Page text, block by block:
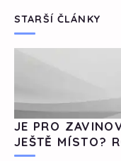
STARŠÍ ČLÁNKY
JE PRO
JEŠTĚ MÍSTO?